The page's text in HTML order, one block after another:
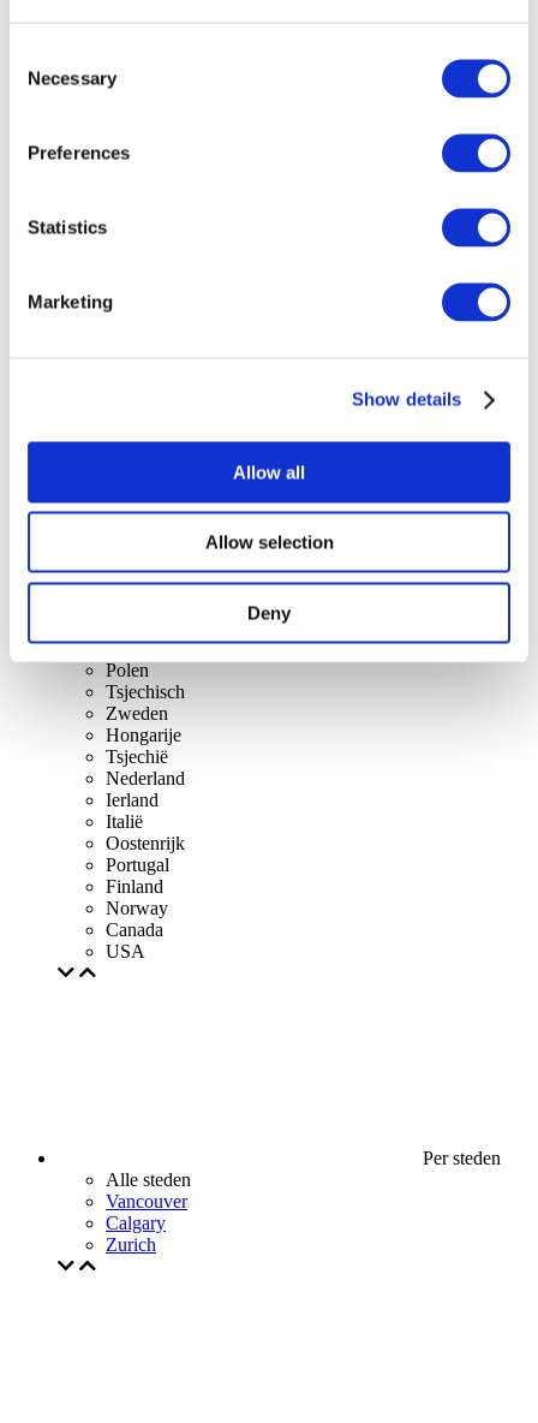
Selection
Necessary
Preferences
Statistics
Marketing
Show details
Allow all
Allow selection
Deny
At vise
Verenigd Koninkrijk
Denemarken
Republiek Ierland
Polen
Tsjechisch
Zweden
Hongarije
Tsjechië
Nederland
Ierland
Italië
Oostenrijk
Portugal
Finland
Norway
Canada
USA
Per steden
Alle steden
Vancouver
Calgary
Zurich